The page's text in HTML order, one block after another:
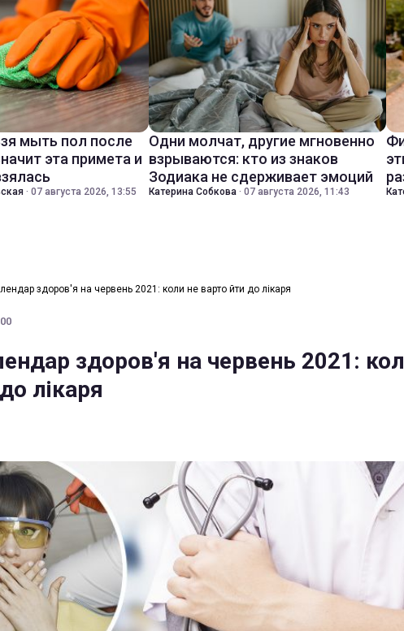
мыть пол после
эта примета и
· 07 августа 2026, 13:55
Одни молчат, другие мгновенно
взрываются: кто из знаков
Зодиака не сдерживает эмоций
Катерина Собкова · 07 августа 2026, 11:43
здоров'я на червень 2021: коли не варто йти до лікаря
здоров'я на червень 2021:
лікаря